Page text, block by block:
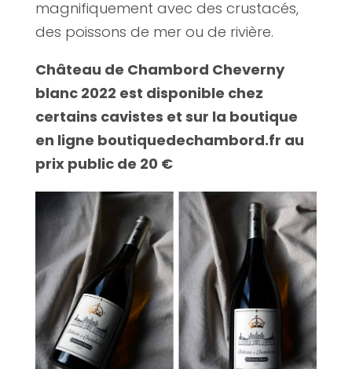
magnifiquement avec des crustacés,
des poissons de mer ou de rivière.
Château de Chambord Cheverny
blanc 2022 est disponible chez
certains cavistes et sur la boutique
en ligne boutiquedechambord.fr au
prix public de 20 €